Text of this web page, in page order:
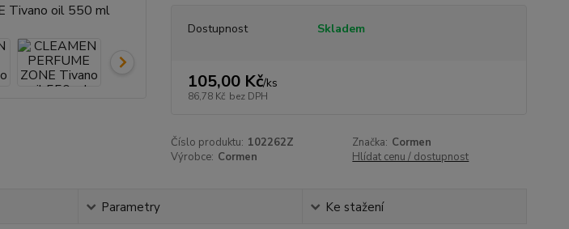
Dostupnost Skladem
105,00 Kč/ks
86,78 Kč bez DPH
Číslo produktu: 102262Z Značka: Cormen
Výrobce: Cormen Hlídat cenu / dostupnost
Parametry Ke stažení